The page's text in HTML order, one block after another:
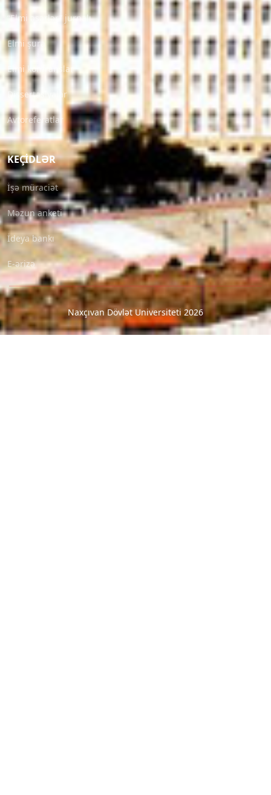
“Elmi əsərlər” jurnalı
Elmi şura
Elmi konfranslar
Dissertasiyalar
Avtoreferatlar
KEÇIDLƏR
İşə müraciət
Məzun anketi
İdeya bankı
E-ərizə
Naxçıvan Dövlət Universiteti 2026